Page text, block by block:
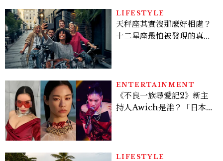
LIFESTYLE
天秤座其實沒那麼好相處？
十二星座最怕被發現的真實
ENTERTAINMENT
《不良一族尋愛記2》新主
持人Awich是誰？「日本嘻
LIFESTYLE